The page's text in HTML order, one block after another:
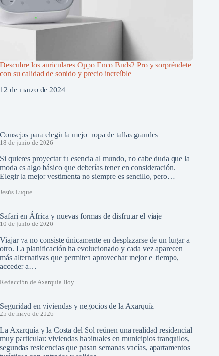
Descubre los auriculares Oppo Enco Buds2 Pro y sorpréndete
con su calidad de sonido y precio increíble
12 de marzo de 2024
Consejos para elegir la mejor ropa de tallas grandes
18 de junio de 2026
Si quieres proyectar tu esencia al mundo, no cabe duda que la
moda es algo básico que deberías tener en consideración.
Elegir la mejor vestimenta no siempre es sencillo, pero…
Jesús Luque
Safari en África y nuevas formas de disfrutar el viaje
10 de junio de 2026
Viajar ya no consiste únicamente en desplazarse de un lugar a
otro. La planificación ha evolucionado y cada vez aparecen
más alternativas que permiten aprovechar mejor el tiempo,
acceder a…
Redacción de Axarquía Hoy
Seguridad en viviendas y negocios de la Axarquía
25 de mayo de 2026
La Axarquía y la Costa del Sol reúnen una realidad residencial
muy particular: viviendas habituales en municipios tranquilos,
segundas residencias que pasan semanas vacías, apartamentos